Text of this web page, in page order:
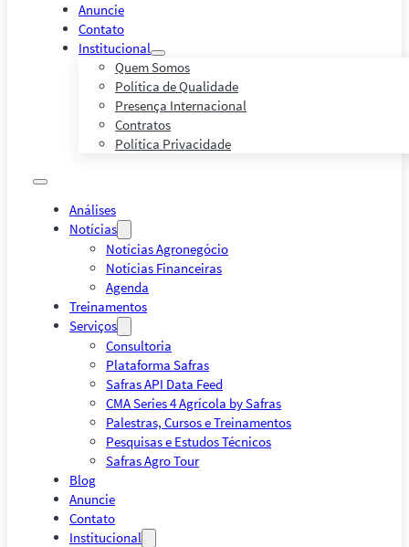
Anuncie
Contato
Institucional
Quem Somos
Política de Qualidade
Presença Internacional
Contratos
Política Privacidade
Análises
Notícias
Notícias Agronegócio
Notícias Financeiras
Agenda
Treinamentos
Serviços
Consultoria
Plataforma Safras
Safras API Data Feed
CMA Series 4 Agrícola by Safras
Palestras, Cursos e Treinamentos
Pesquisas e Estudos Técnicos
Safras Agro Tour
Blog
Anuncie
Contato
Institucional